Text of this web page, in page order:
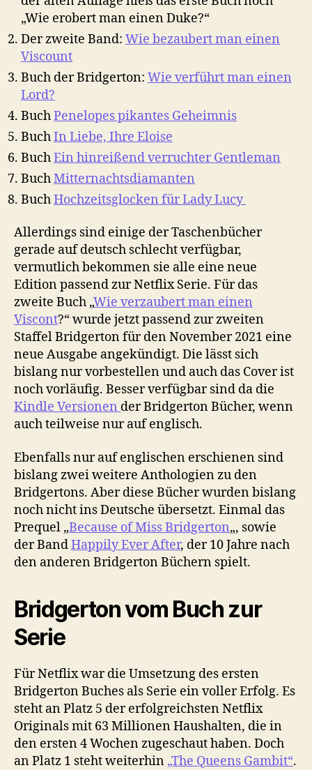
„Wie erobert man einen Duke?“
Der zweite Band: Wie bezaubert man einen
Viscount
Buch der Bridgerton: Wie verführt man einen
Lord?
BuchPenelopes pikantes Geheimnis
BuchIn Liebe, Ihre Eloise
BuchEin hinreißend verruchter Gentleman
BuchMitternachtsdiamanten
BuchHochzeitsglocken für Lady Lucy
Allerdings sind einige der Taschenbücher
gerade auf deutsch schlecht verfügbar,
vermutlich bekommen sie alle eine neue
Edition passend zur Netflix Serie. Für das
zweite Buch „Wie verzaubert man einen
Viscont?“ wurde jetzt passend zur zweiten
Staffel Bridgerton für den November 2021 eine
neue Ausgabe angekündigt. Die lässt sich
bislang nur vorbestellen und auch das Cover ist
noch vorläufig. Besser verfügbar sind da die
Kindle Versionen der Bridgerton Bücher, wenn
auch teilweise nur auf englisch.
Ebenfalls nur auf englischen erschienen sind
bislang zwei weitere Anthologien zu den
Bridgertons. Aber diese Bücher wurden bislang
noch nicht ins Deutsche übersetzt. Einmal das
Prequel „Because of Miss Bridgerton„, sowie
der BandHappily Ever After, der 10 Jahre nach
den anderen Bridgerton Büchern spielt.
Bridgerton vom Buch zur
Serie
Für Netflix war die Umsetzung des ersten
Bridgerton Buches als Serie ein voller Erfolg. Es
steht an Platz 5 der erfolgreichsten Netflix
Originals mit 63 Millionen Haushalten, die in
den ersten 4 Wochen zugeschaut haben. Doch
an Platz 1 steht weiterhin „The Queens Gambit“.